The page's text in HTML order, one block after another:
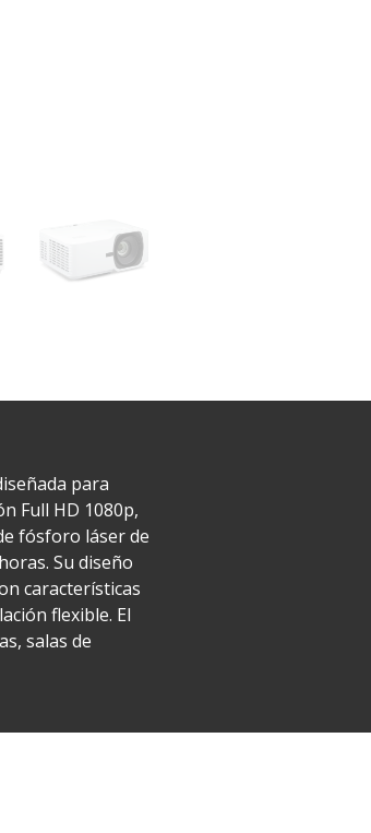
para
Full HD 1080p,
fósforo láser de
Su diseño
características
flexible. El
salas de